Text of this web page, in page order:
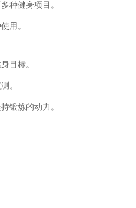
种健身项目。
用。
目标。
。
锻炼的动力。